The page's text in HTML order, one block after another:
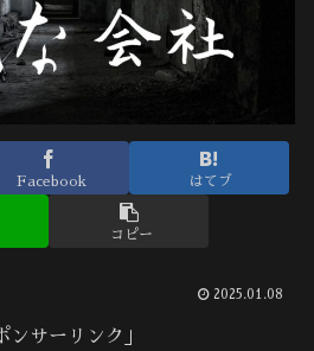
Facebook はてブ
コピー
2025.01.08
ンサーリンク」